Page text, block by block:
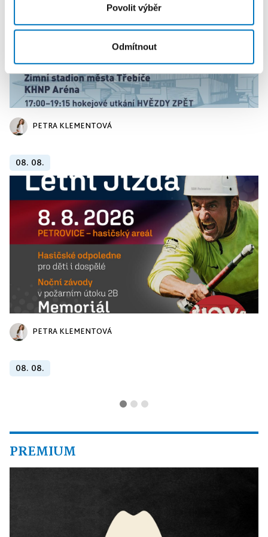
Povolit výběr
Odmítnout
PETRA KLEMENTOVÁ
08. 08.
PETRA KLEMENTOVÁ
08. 08.
PREMIUM